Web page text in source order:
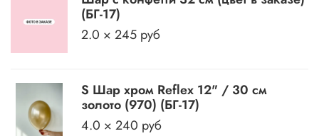
(БГ-17)
2.0 × 245 руб
S Шар хром Reflex 12" / 30 см
золото (970) (БГ-17)
4.0 × 240 руб